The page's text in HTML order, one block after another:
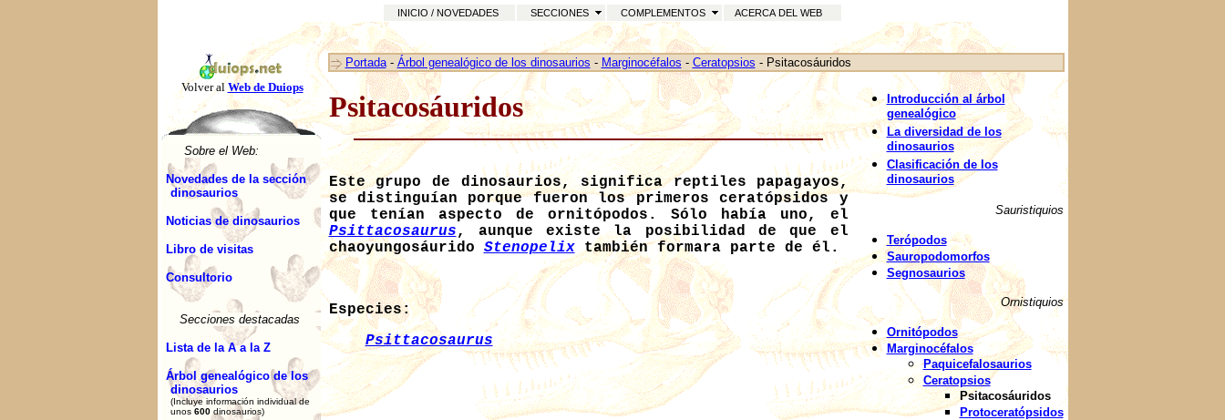
INICIO / NOVEDADES SECCIONES COMPLEMENTOS ACERCA DEL WEB
Volver alWeb de Duiops
Sobre el Web:
Novedades de la sección
dinosaurios
Noticias de dinosaurios
Libro de visitas
Consultorio
Secciones destacadas
Lista de la A a la Z
Árbol genealógico de los
dinosaurios
(Incluye información individual de
unos 600dinosaurios)
Portada- Árbol genealógico de los dinosaurios - Marginocéfalos - Ceratopsios - Psitacosáuridos
Psitacosáuridos
Este grupo de dinosaurios, significa reptiles papagayos,
se distinguían porque fueron los primeros ceratópsidos y
que tenían aspecto de ornitópodos. Sólo había uno, el
Psittacosaurus, aunque existe la posibilidad de que el
chaoyungosáurido Stenopelixtambién formara parte de él.
Especies:
Psittacosaurus
Introducción al árbol
genealógico
La diversidad de los
dinosaurios
Clasificación de los
dinosaurios
Sauristiquios
Terópodos
Sauropodomorfos
Segnosaurios
Ornistiquios
Ornitópodos
Marginocéfalos
Paquicefalosaurios
Ceratopsios
Psitacosáuridos
Protoceratópsidos